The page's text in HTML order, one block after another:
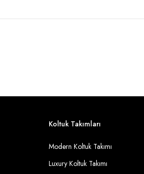
Koltuk Takımları
Modern Koltuk Takımı
Luxury Koltuk Takımı